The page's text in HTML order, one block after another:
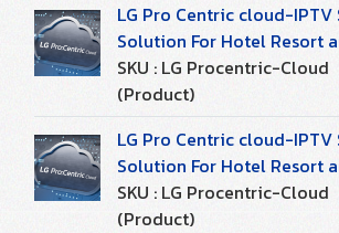
LG Pro Centric cloud-IPTV
Solution For Hotel Resort
SKU : LG Procentric-Cloud
(Product)
LG Pro Centric cloud-IPTV
Solution For Hotel Resort
SKU : LG Procentric-Cloud
(Product)